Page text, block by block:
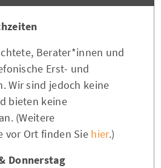
Berater*innen und
Erst- und
Wir sind jedoch keine
bieten keine
(Weitere
vor Ort finden Sie hier.)
Donnerstag